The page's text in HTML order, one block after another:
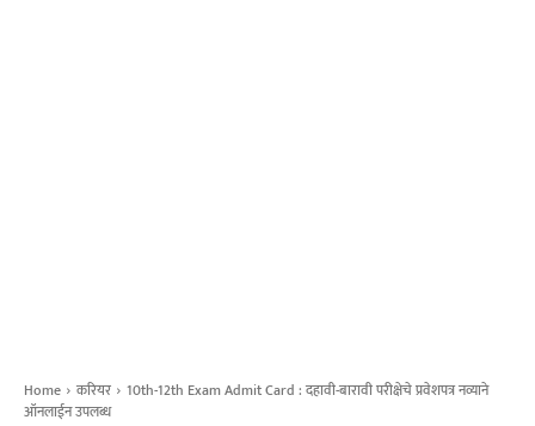
Home करियर
10th-12th Exam Admit Card : दहावी-बारावी परीक्षेचे प्रवेशपत्र नव्याने
ऑनलाईन उपलब्ध